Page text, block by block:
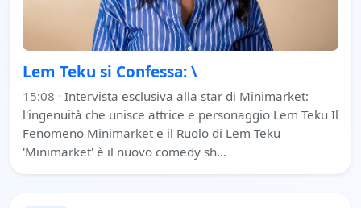
Lem Teku si Confessa: \
15:08 · Intervista esclusiva alla star di Minimarket:
l'ingenuità che unisce attrice e personaggio Lem Teku Il
Fenomeno Minimarket e il Ruolo di Lem Teku
'Minimarket' è il nuovo comedy sh…